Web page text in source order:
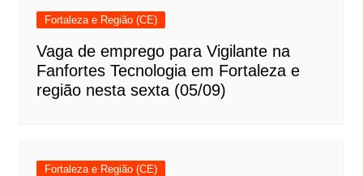
Fortaleza e Região (CE)
Vaga de emprego para Vigilante na
Fanfortes Tecnologia em Fortaleza e
região nesta sexta (05/09)
Fortaleza e Região (CE)